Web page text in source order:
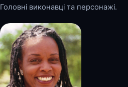
Головні виконавці та персонажі.